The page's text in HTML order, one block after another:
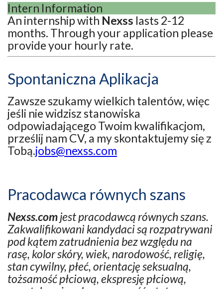
Intern Information
An internship with Nexss lasts 2-12
months. Through your application please
provide your hourly rate.
Spontaniczna Aplikacja
Zawsze szukamy wielkich talentów, więc
jeśli nie widzisz stanowiska
odpowiadającego Twoim kwalifikacjom,
prześlij nam CV, a my skontaktujemy się z
Tobą.jobs@nexss.com
Pracodawca równych szans
Nexss.comjest pracodawcą równych szans.
Zakwalifikowani kandydaci są rozpatrywani
pod kątem zatrudnienia bez względu na
rasę, kolor skóry, wiek, narodowość, religię,
stan cywilny, płeć, orientację seksualną,
tożsamość płciową, ekspresję płciową,